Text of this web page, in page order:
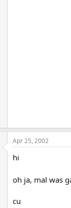
Apr 25, 2002
hi
oh ja, mal was
cu